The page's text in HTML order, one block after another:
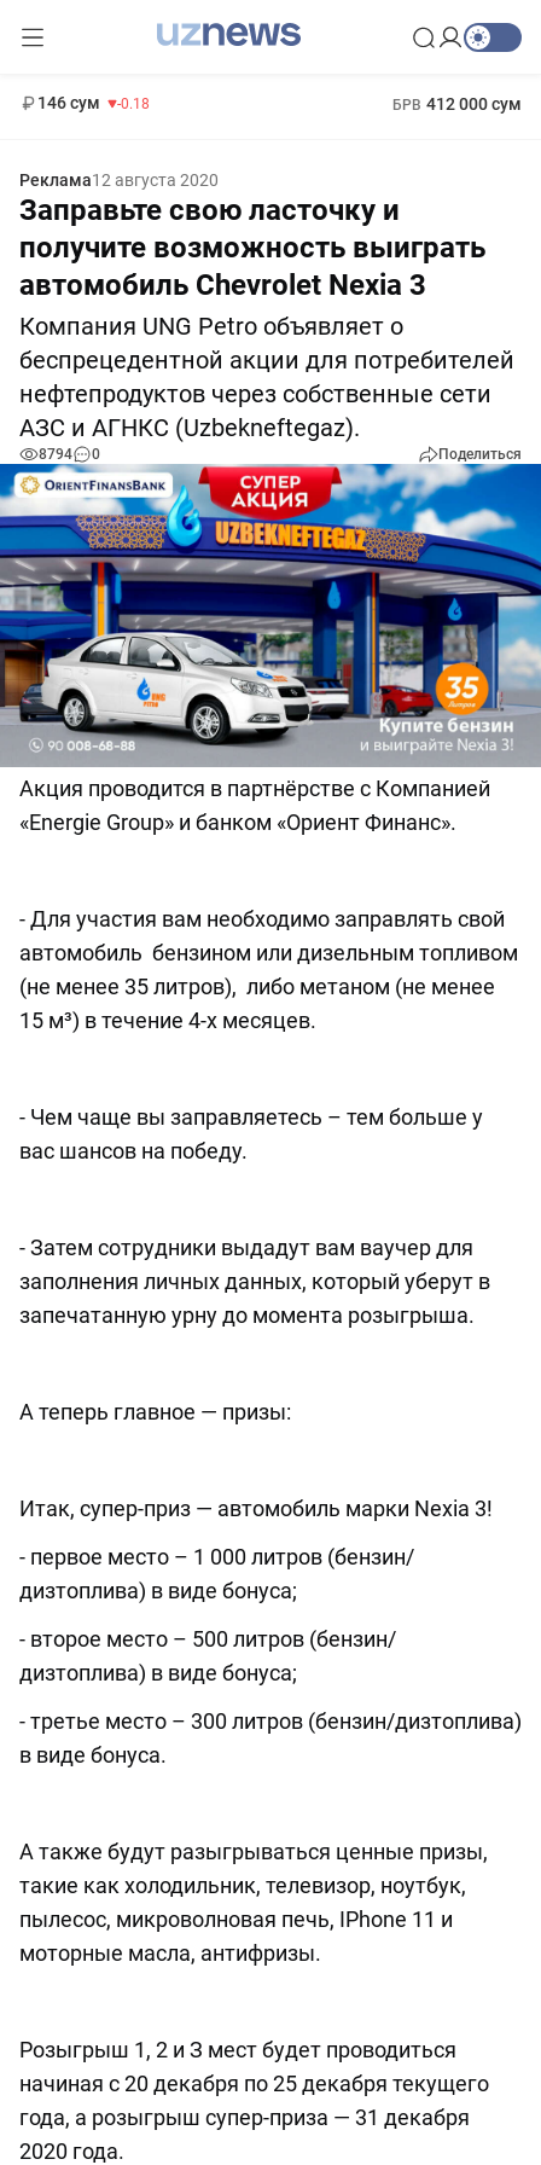
146 сум -0.18 БРВ 412 000 сум
Реклама12 августа 2020
Заправьте свою ласточку и
получите возможность выиграть
автомобиль Chevrolet Nexia 3
Компания UNG Petro объявляет о
беспрецедентной акции для потребителей
нефтепродуктов через собственные сети
АЗС и АГНКС (Uzbekneftegaz).
8794 0 Поделиться
Акция проводится в партнёрстве с Компанией
«Energie Group» и банком «Ориент Финанс».
- Для участия вам необходимо заправлять свой
автомобиль бензином или дизельным топливом
(не менее 35 литров), либо метаном (не менее
15 м³) в течение 4-х месяцев.
- Чем чаще вы заправляетесь – тем больше у
вас шансов на победу.
- Затем сотрудники выдадут вам ваучер для
заполнения личных данных, который уберут в
запечатанную урну до момента розыгрыша.
А теперь главное — призы:
Итак, супер-приз — автомобиль марки Nexia 3!
- первое место – 1 000 литров (бензин/
дизтоплива) в виде бонуса;
- второе место – 500 литров (бензин/
дизтоплива) в виде бонуса;
- третье место – 300 литров (бензин/дизтоплива)
в виде бонуса.
А также будут разыгрываться ценные призы,
такие как холодильник, телевизор, ноутбук,
пылесос, микроволновая печь, IPhone 11 и
моторные масла, антифризы.
Розыгрыш 1, 2 и З мест будет проводиться
начиная с 20 декабря по 25 декабря текущего
года, а розыгрыш супер-приза — 31 декабря
2020 года.